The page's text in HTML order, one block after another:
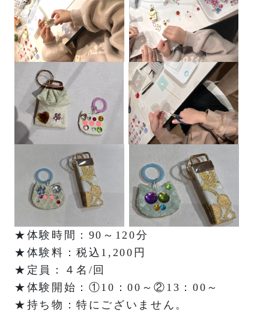
★体験時間：90～120分
★体験料：税込1,200円
★定員：４名/回
★体験開始：①10：00～②13：00～
★持ち物：特にございません。